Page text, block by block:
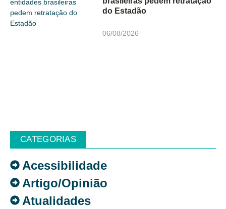
do Estadão
06/08/2026
CATEGORIAS
Acessibilidade
Artigo/Opinião
Atualidades